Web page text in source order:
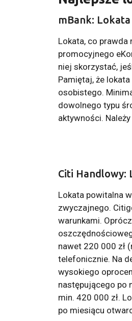
mBank:
Lokata, co prawda
promocyjnego
niej skorzystać,
Pamiętaj, że
osobistego.
dowolnego typu
aktywności.
Citi Handlowy:
Lokata powitalna
zwyczajnego.
warunkami.
nawet 220 000 zł
telefonicznie. Na
wysokiego
następującego po
min. 420 000 zł.
po miesiącu